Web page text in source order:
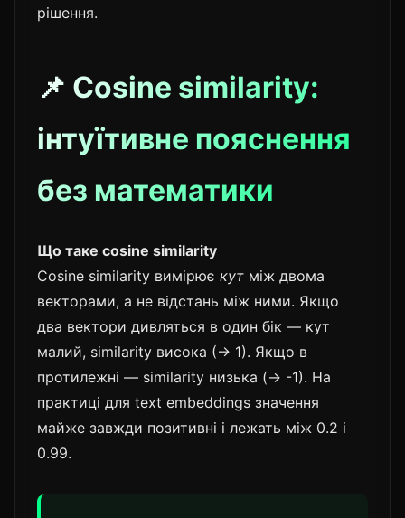
рішення.
📌 Cosine similarity:
інтуїтивне пояснення
без математики
Що таке cosine similarity
Cosine similarity вимірює кут між двома
векторами, а не відстань між ними. Якщо
два вектори дивляться в один бік — кут
малий, similarity висока (→ 1). Якщо в
протилежні — similarity низька (→ -1). На
практиці для text embeddings значення
майже завжди позитивні і лежать між 0.2 і
0.99.